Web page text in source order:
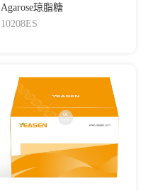
Agarose琼脂糖
10208ES